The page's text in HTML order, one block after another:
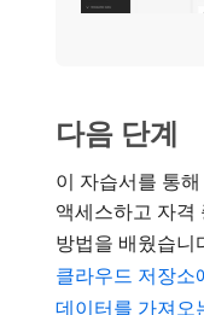
다음 단계
이 자습서를 통해
액세스하고 자격
방법을 배웠습니
클라우드 저장소
데이터를 가져오